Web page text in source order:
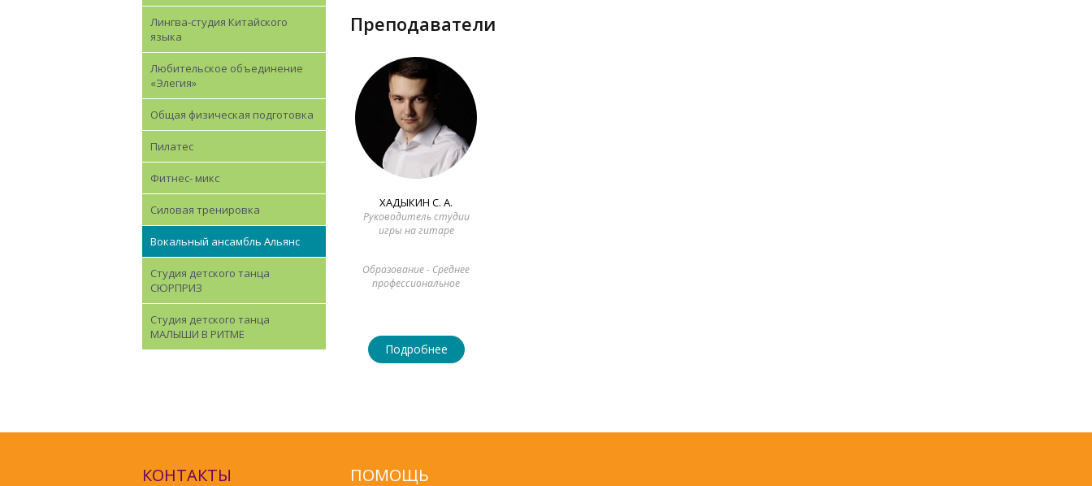
Лингва-студия Китайского
языка
Любительское объединение
«Элегия»
Общая физическая подготовка
Пилатес
Фитнес- микс
Силовая тренировка
Вокальный ансамбль Альянс
Студия детского танца
СЮРПРИЗ
Студия детского танца
МАЛЫШИ В РИТМЕ
Преподаватели
ХАДЫКИН С. А.
Руководитель студии
игры на гитаре
Образование - Среднее
профессиональное
Подробнее
ПОМОЩЬ
КОНТАКТЫ